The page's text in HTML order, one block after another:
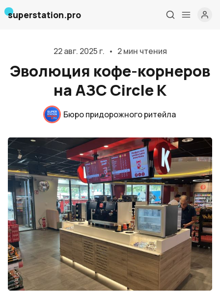
О нас
Дизайн и проектирование
Консалтинг и обучение
Блог
События
Контакты
Лучшие АЗС мира
superstation.pro
22 авг. 2025 г. • 2 мин чтения
Эволюция кофе-корнеров
на АЗС Circle K
Бюро придорожного ритейла